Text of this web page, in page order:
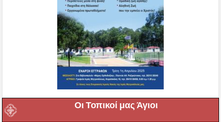
Οι Τοπικοί μας Άγιοι